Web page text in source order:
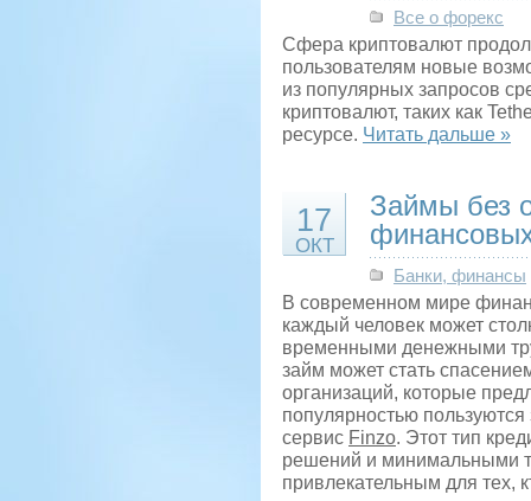
Все о форекс
Сфера криптовалют
пользователям новые
из популярных запросов
криптовалют, таких как
ресурсе. Читать дальше »
17
ОКТ
Займы без
Банки, финансы
В современном мире
каждый человек может
временными денежными
займ может стать
организаций, которые
популярностью
сервис Finzo. Этот тип
решений и минимальными
привлекательным для тех,